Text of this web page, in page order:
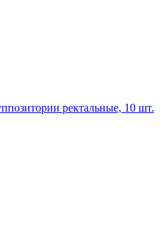
ректальные, 10 шт.